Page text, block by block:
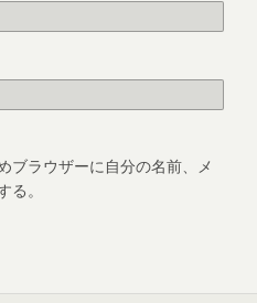
ブラウザーに自分の名前、メ
。